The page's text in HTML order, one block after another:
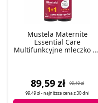
Mustela Maternite
Essential Care
Multifunkcyjne mleczko do
89,59 zł
99,49 zł
99,49 zł- najniższa cena z30 dni